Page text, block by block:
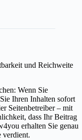
und Reichweite
Wenn Sie
Ihren Inhalten sofort
Seitenbetreiber – mit
dass Ihr Beitrag
erhalten Sie genau
verdient.